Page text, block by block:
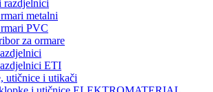
razdjelnici
metalni
PVC
za ormare
ETI
utičnice i utikači